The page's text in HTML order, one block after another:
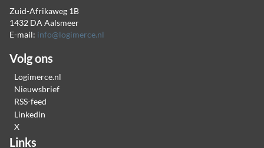
Zuid-Afrikaweg 1B
1432 DA Aalsmeer
E-mail: info@logimerce.nl
Volg ons
Logimerce.nl
Nieuwsbrief
RSS-feed
Linkedin
X
Links